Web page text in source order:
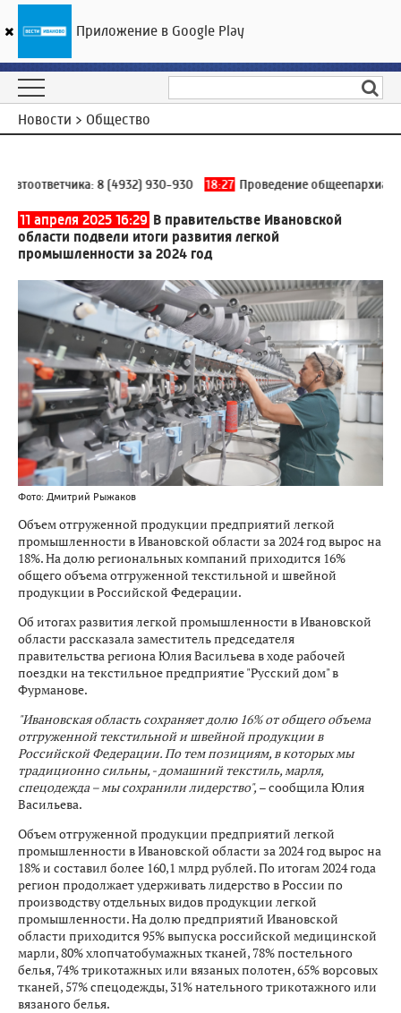
ГТРК «Ивтелерадио»
Новости > Общество
8 (4932) 930-930 18:27 Проведение
11 апреля 2025 16:29 В правительстве Ивановской
области подвели итоги развития легкой
промышленности за 2024 год
Фото: Дмитрий Рыжаков
Объем отгруженной продукции предприятий легкой
промышленности в Ивановской области за 2024 год вырос на
18%. На долю региональных компаний приходится 16%
общего объема отгруженной текстильной и швейной
продукции в Российской Федерации.
Об итогах развития легкой промышленности в Ивановской
области рассказала заместитель председателя
правительства региона Юлия Васильева в ходе рабочей
поездки на текстильное предприятие "Русский дом" в
Фурманове.
"Ивановская область сохраняет долю 16% от общего объема
отгруженной текстильной и швейной продукции в
Российской Федерации. По тем позициям, в которых мы
традиционно сильны, - домашний текстиль, марля,
спецодежда – мы сохранили лидерство", – сообщила Юлия
Васильева.
Объем отгруженной продукции предприятий легкой
промышленности в Ивановской области за 2024 год вырос на
18% и составил более 160,1 млрд рублей. По итогам 2024 года
регион продолжает удерживать лидерство в России по
производству отдельных видов продукции легкой
промышленности. На долю предприятий Ивановской
области приходится 95% выпуска российской медицинской
марли, 80% хлопчатобумажных тканей, 78% постельного
белья, 74% трикотажных или вязаных полотен, 65% ворсовых
тканей, 57% спецодежды, 31% нательного трикотажного или
вязаного белья.
Приложение в Google Play